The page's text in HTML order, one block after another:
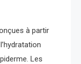
à partir
Les